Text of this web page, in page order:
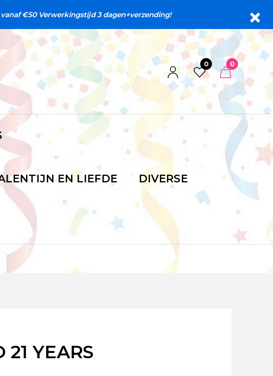
€50 Verwerkingstijd 3 dagen+verzending!
0 0
EN LIEFDE DIVERSE
21 YEARS